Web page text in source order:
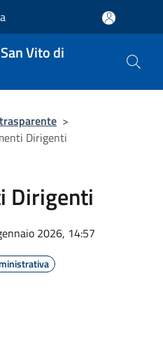
Vito di
>
Dirigenti
Dirigenti
2026, 14:57